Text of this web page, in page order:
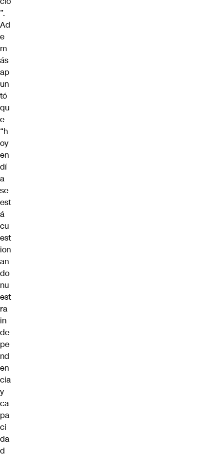
”.
Ad
e
m
ás
ap
un
tó
qu
e
“h
oy
en
dí
a
se
est
á
cu
est
ion
an
do
nu
est
ra
in
de
pe
nd
en
cia
y
ca
pa
ci
da
d